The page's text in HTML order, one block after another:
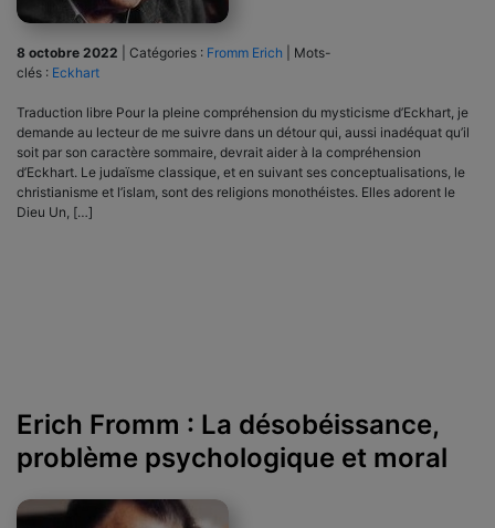
8 octobre 2022 Catégories : Fromm Erich
Mots-
clés : Eckhart
Traduction libre Pour la pleine compréhension du mysticisme d’Eckhart, je
demande au lecteur de me suivre dans un détour qui, aussi inadéquat qu’il
soit par son caractère sommaire, devrait aider à la compréhension
d’Eckhart. Le judaïsme classique, et en suivant ses conceptualisations, le
christianisme et l’islam, sont des religions monothéistes. Elles adorent le
Dieu Un, […]
Erich Fromm : La désobéissance,
problème psychologique et moral